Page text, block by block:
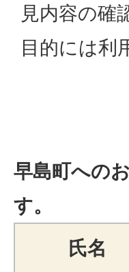
見内容の確
目的には利
早島町への
す。
氏名